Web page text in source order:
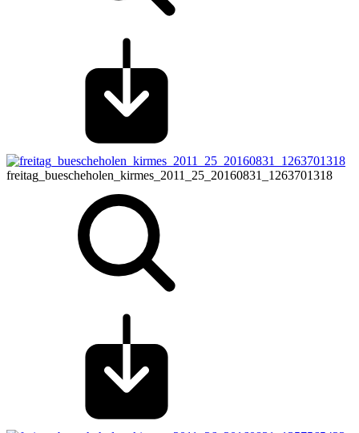
freitag_buescheholen_kirmes_2011_25_20160831_1263701318